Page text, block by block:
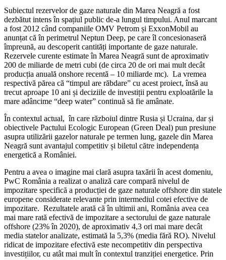
Subiectul rezervelor de gaze naturale din Marea Neagră a fost
dezbătut intens în spațiul public de-a lungul timpului. Anul marcant
a fost 2012 când companiile OMV Petrom și ExxonMobil au
anunțat că în perimetrul Neptun Deep, pe care îl concesionaseră
împreună, au descoperit cantități importante de gaze naturale.
Rezervele curente estimate în Marea Neagră sunt de aproximativ
200 de miliarde de metri cubi (de circa 20 de ori mai mult decât
producția anuală onshore recentă – 10 miliarde mc). La vremea
respectivă părea că “timpul are răbdare” cu acest proiect, însă au
trecut aproape 10 ani și deciziile de investiții pentru exploatările la
mare adâncime “deep water” continuă să fie amânate.
În contextul actual, în care războiul dintre Rusia și Ucraina, dar și
obiectivele Pactului Ecologic European (Green Deal) pun presiune
asupra utilizării gazelor naturale pe termen lung, gazele din Marea
Neagră sunt avantajul competitiv și biletul către independența
energetică a României.
Pentru a avea o imagine mai clară asupra taxării în acest domeniu,
PwC România a realizat o analiză care compară nivelul de
impozitare specifică a producției de gaze naturale offshore din statele
europene considerate relevante prin intermediul cotei efective de
impozitare. Rezultatele arată că în ultimii ani, România avea cea
mai mare rată efectivă de impozitare a sectorului de gaze naturale
offshore (23% în 2020), de aproximativ 4,3 ori mai mare decât
media statelor analizate, estimată la 5,3% (media fără RO). Nivelul
ridicat de impozitare efectivă este necompetitiv din perspectiva
investițiilor, cu atât mai mult în contextul tranziției energetice. Prin